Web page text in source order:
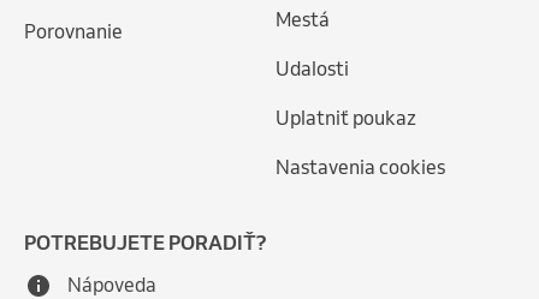
Porovnanie Mestá
Udalosti
Uplatniť poukaz
Nastavenia cookies
POTREBUJETE PORADIŤ?
Nápoveda